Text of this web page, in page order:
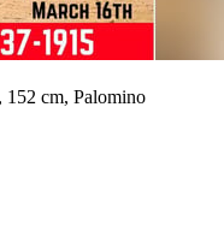
152 cm, Palomino